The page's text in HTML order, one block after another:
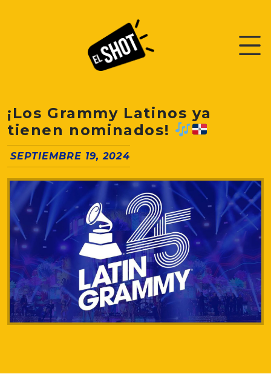
¡Los Grammy Latinos ya
tienen nominados!
SEPTIEMBRE 19, 2024